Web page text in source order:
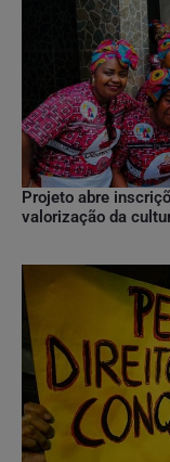
Projeto abre
valorização da